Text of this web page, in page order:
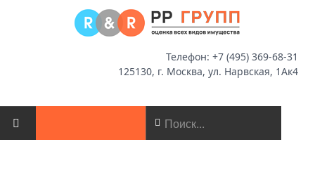
Телефон: +7 (495) 369-68-31
125130, г. Москва, ул. Нарвская, 1Ак4